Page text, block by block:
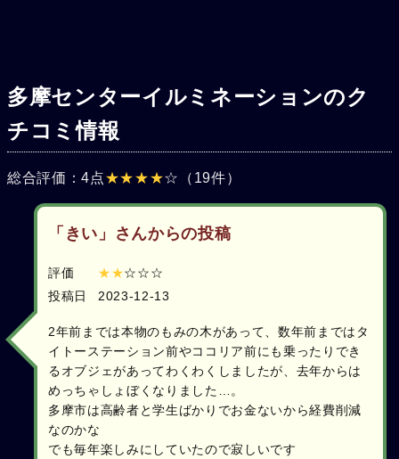
多摩センターイルミネーションのク
チコミ情報
総合評価：4点★★★★☆（19件）
「きい」さんからの投稿
評価 ★★☆☆☆
投稿日
2023-12-13
2年前までは本物のもみの木があって、数年前まではタ
イトーステーション前やココリア前にも乗ったりでき
るオブジェがあってわくわくしましたが、去年からは
めっちゃしょぼくなりました…。
多摩市は高齢者と学生ばかりでお金ないから経費削減
なのかな
でも毎年楽しみにしていたので寂しいです